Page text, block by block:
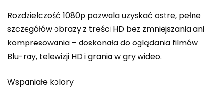
Rozdzielczość 1080p pozwala uzyskać ostre, pełne
szczegółów obrazy z treści HD bez zmniejszania ani
kompresowania – doskonała do oglądania filmów
Blu-ray, telewizji HD i grania w gry wideo.
Wspaniałe kolory